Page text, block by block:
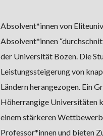
Absolvent*innen von
Absolvent*innen
der Universität Bozen. Die
Leistungssteigerung von
Ländern herangezogen. Ein
Höherrangige Universitäten
einem stärkeren
Professor*innen und bieten